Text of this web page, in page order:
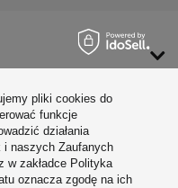
pliki cookies do
funkcje
działania
i naszych Zaufanych
w zakładce Polityka
oznacza zgodę na ich